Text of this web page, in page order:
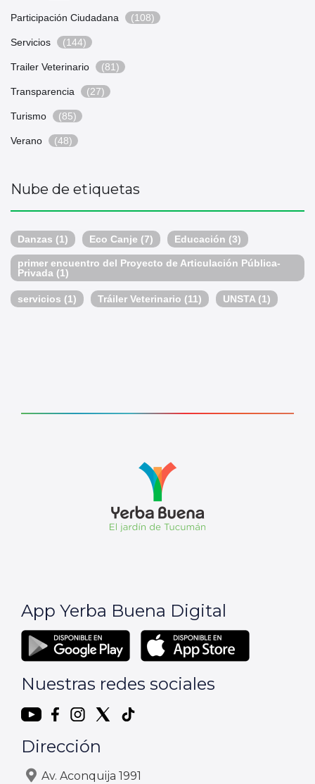
Participación Ciudadana (108)
Servicios (144)
Trailer Veterinario (81)
Transparencia (27)
Turismo (85)
Verano (48)
Nube de etiquetas
Danzas (1) Eco Canje (7) Educación (3)
primer encuentro del Proyecto de Articulación Pública-
Privada (1)
servicios (1) Tráiler Veterinario (11) UNSTA(1)
App Yerba Buena Digital
Nuestras redes sociales
Dirección
Av. Aconquija 1991